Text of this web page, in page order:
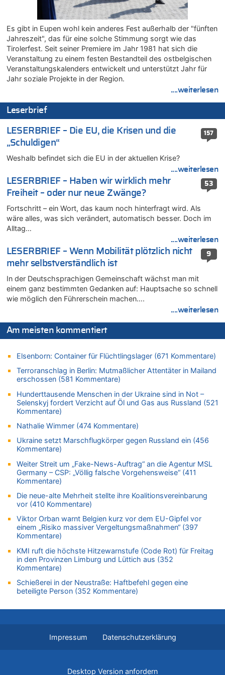
LESERBRIEF – Für lokale, dezentrale Energieproduktion
Leipzig, Mechernich und die Frage: Wer steckt hinter den
Drohnen mit Strengstoff? War es Russland?
08.08.2026 - 22:07 von Shari zu
Belgier knackt Jackpot bei Lotterie EuroMillions und gewinnt
mehr als 111 Millionen €
Leipzig, Mechernich und die Frage: Wer steckt hinter den
Drohnen mit Strengstoff? War es Russland?
Zwölf Jahre nach Aachener Bankraub: 70-Jähriger gefasst
08.08.2026 - 21:28 von Noah Parmentier zu
Leipzig, Mechernich und die Frage: Wer steckt hinter den
08.08.2026 - 21:11 von Mungo zu
Leipzig, Mechernich und die Frage: Wer steckt hinter den
08.08.2026 - 20:49 von Marcel Scholzen Eimerscheid zu
Leipzig, Mechernich und die Frage: Wer steckt hinter den
08.08.2026 - 20:34 von Dax zu
Wasserstand des Rheins in NRW so niedrig wie noch nie
Leipzig, Mechernich und die Frage: Wer steckt hinter den
Drohnen mit Strengstoff? War es Russland?
Drohnen mit Strengstoff? War es Russland?
08.08.2026 - 20:19 von Peter G zu
Zwölf Jahre nach Aachener Bankraub: 70-Jähriger gefasst
Leipzig, Mechernich und die Frage: Wer steckt hinter den
Drohnen mit Strengstoff? War es Russland?
08.08.2026 - 20:16 von Dax zu
Wasserstand des Rheins in NRW so niedrig wie noch nie
08.08.2026 - 20:13 von Dax zu
08.08.2026 - 20:09 von Dax zu
08.08.2026 - 20:06 von Dax zu
Zweite Hitzewelle in diesem Sommer ist jetzt amtlich
08.08.2026 - 19:00 von Peter G zu
Leipzig, Mechernich und die Frage: Wer steckt hinter den
Drohnen mit Strengstoff? War es Russland?
08.08.2026 - 18:48 von Marcel Scholzen Eimerscheid zu
Leipzig, Mechernich und die Frage: Wer steckt hinter den
Drohnen mit Strengstoff? War es Russland?
08.08.2026 - 18:41 von JoKrings zu
Leipzig, Mechernich und die Frage: Wer steckt hinter den
Drohnen mit Strengstoff? War es Russland?
08.08.2026 - 18:39 von JoKrings zu
Belgier knackt Jackpot bei Lotterie EuroMillions und gewinnt
Es gibt in Eupen wohl kein anderes Fest außerhalb der "fünften
Jahreszeit", das für eine solche Stimmung sorgt wie das
Tirolerfest. Seit seiner Premiere im Jahr 1981 hat sich die
Veranstaltung zu einem festen Bestandteil des ostbelgischen
Veranstaltungskalenders entwickelt und unterstützt Jahr für
Jahr soziale Projekte in der Region.
....weiterlesen
Leserbrief
157
LESERBRIEF – Die EU, die Krisen und die
„Schuldigen“
Weshalb befindet sich die EU in der aktuellen Krise?
....weiterlesen
53
LESERBRIEF – Haben wir wirklich mehr
Freiheit – oder nur neue Zwänge?
Fortschritt – ein Wort, das kaum noch hinterfragt wird. Als
wäre alles, was sich verändert, automatisch besser. Doch im
Alltag…
....weiterlesen
9
LESERBRIEF – Wenn Mobilität plötzlich nicht
mehr selbstverständlich ist
In der Deutschsprachigen Gemeinschaft wächst man mit
einem ganz bestimmten Gedanken auf: Hauptsache so schnell
wie möglich den Führerschein machen….
....weiterlesen
Am meisten kommentiert
Elsenborn: Container für Flüchtlingslager (671 Kommentare)
Terroranschlag in Berlin: Mutmaßlicher Attentäter in Mailand
erschossen (581 Kommentare)
Hunderttausende Menschen in der Ukraine sind in Not –
Selenskyj fordert Verzicht auf Öl und Gas aus Russland (521
Kommentare)
Nathalie Wimmer (474 Kommentare)
Ukraine setzt Marschflugkörper gegen Russland ein (456
Kommentare)
Weiter Streit um „Fake-News-Auftrag“ an die Agentur MSL
Germany – CSP: „Völlig falsche Vorgehensweise“ (411
Kommentare)
Die neue-alte Mehrheit stellte ihre Koalitionsvereinbarung
vor (410 Kommentare)
Viktor Orban warnt Belgien kurz vor dem EU-Gipfel vor
einem „Risiko massiver Vergeltungsmaßnahmen“ (397
Kommentare)
KMI ruft die höchste Hitzewarnstufe (Code Rot) für Freitag
in den Provinzen Limburg und Lüttich aus (352
Kommentare)
Schießerei in der Neustraße: Haftbefehl gegen eine
beteiligte Person (352 Kommentare)
Impressum Datenschutzerklärung
Desktop Version anfordern